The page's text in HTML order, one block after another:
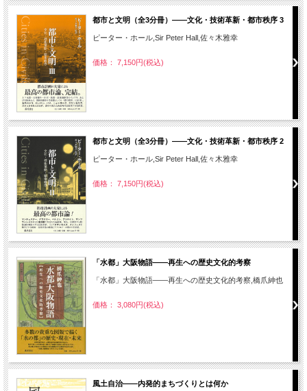
都市と文明（全3分冊）――文化・技術革新・都市秩序 3
ピーター・ホール,Sir Peter Hall,佐々木雅幸
価格： 7,150円(税込)
都市と文明（全3分冊）――文化・技術革新・都市秩序 2
ピーター・ホール,Sir Peter Hall,佐々木雅幸
価格： 7,150円(税込)
「水都」大阪物語――再生への歴史文化的考察
「水都」大阪物語――再生への歴史文化的考察,橋爪紳也
価格： 3,080円(税込)
風土自治――内発的まちづくりとは何か